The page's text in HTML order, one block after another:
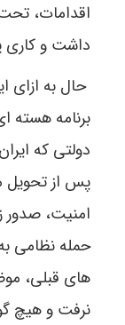
اقدامات،
داشت و کاری
برنامه هسته
دولتی که
پس از تحویل
امنیت، صدور
حمله نظامی
های قبلی،
نرفت و هیچ